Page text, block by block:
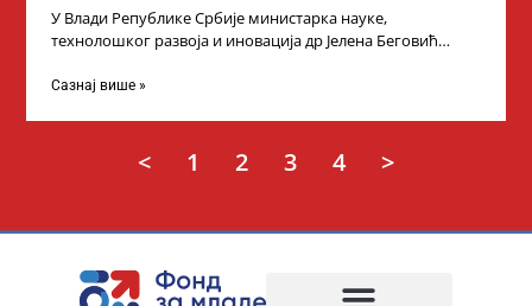
У Влади Републике Србије министарка науке,
технолошког развоја и иновација др Јелена Беговић
Сазнај више »
< 1 2 3 4 >